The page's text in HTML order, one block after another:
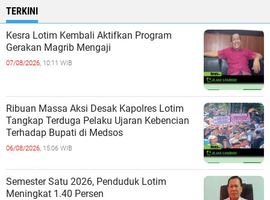
TERKINI
Kesra Lotim Kembali Aktifkan Program
Gerakan Magrib Mengaji
07/08/2026, 10:11 WIB
Ribuan Massa Aksi Desak Kapolres Lotim
Tangkap Terduga Pelaku Ujaran Kebencian
Terhadap Bupati di Medsos
06/08/2026, 15:06 WIB
Semester Satu 2026, Penduduk Lotim
Meningkat 1.40 Persen